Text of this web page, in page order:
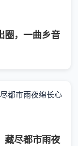
圈，一曲乡音
藏尽都市雨夜